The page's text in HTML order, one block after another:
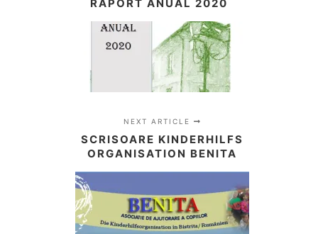
RAPORT ANUAL 2020
NEXT ARTICLE
SCRISOARE KINDERHILFS
ORGANISATION BENITA